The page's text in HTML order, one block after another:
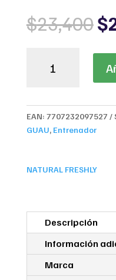
$23,400$
Freshly
Can
cantidad
EAN: 7707232097527
GUAU, Entrenador
NATURAL FRESHLY
Descripción
Información
Marca